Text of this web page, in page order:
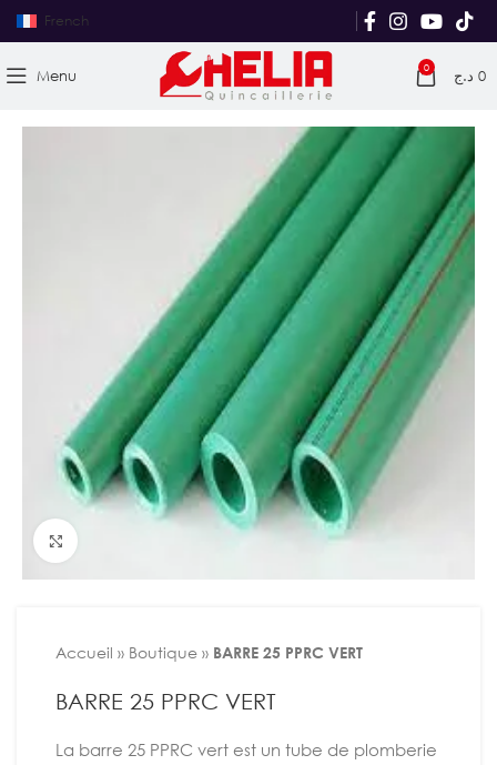
French
Menu 0 0 د.ج
Accueil » Boutique » BARRE 25 PPRC VERT
BARRE 25 PPRC VERT
La barre 25 PPRC vert est un tube de plomberie